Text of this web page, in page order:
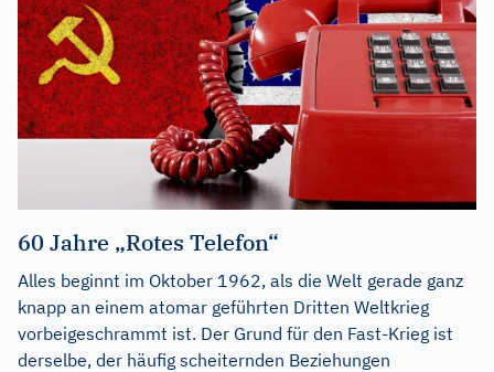
60 Jahre „Rotes Telefon“
Alles beginnt im Oktober 1962, als die Welt gerade ganz
knapp an einem atomar geführten Dritten Weltkrieg
vorbeigeschrammt ist. Der Grund für den Fast-Krieg ist
derselbe, der häufig scheiternden Beziehungen